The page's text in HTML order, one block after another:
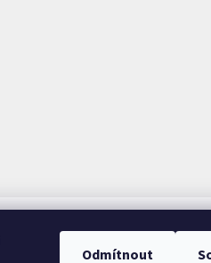
Odmítnout